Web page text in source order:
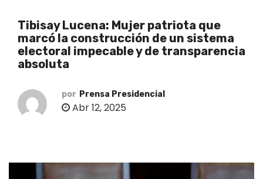
Tibisay Lucena: Mujer patriota que
marcó la construcción de un sistema
electoral impecable y de transparencia
absoluta
por Prensa Presidencial
Abr 12, 2025